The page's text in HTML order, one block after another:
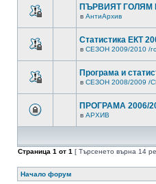
ПЪРВИЯТ ГОЛЯМ
в АнтиАрхив
Статистика ЕКТ
в СЕЗОН 2009/2010 /
Програма и
в СЕЗОН 2008/2009
ПРОГРАМА 2006/
в АРХИВ
Страница 1 от 1 [ Търсенето върна 14
Начало форум